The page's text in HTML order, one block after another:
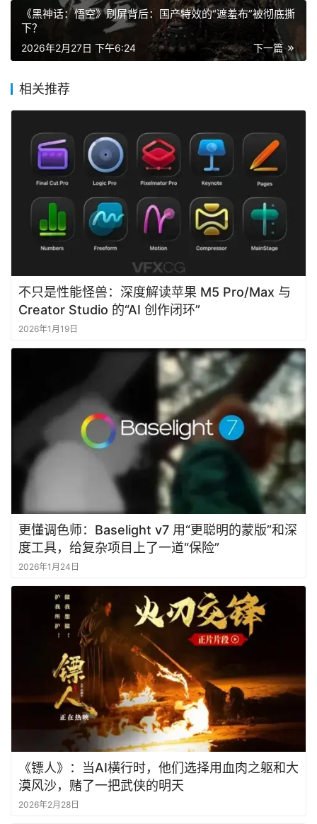
《黑神话：悟空》刷屏背后：国产特效的“遮羞布”被彻底撕
下？
下一篇
2026年2月27日 下午6:24
相关推荐
不只是性能怪兽：深度解读苹果 M5 Pro/Max 与
Creator Studio 的“AI 创作闭环”
2026年1月19日
更懂调色师：Baselight v7 用“更聪明的蒙版”和深
度工具，给复杂项目上了一道“保险”
2026年1月24日
《镖人》：当AI横行时，他们选择用血肉之躯和大
漠风沙，赌了一把武侠的明天
2026年2月28日